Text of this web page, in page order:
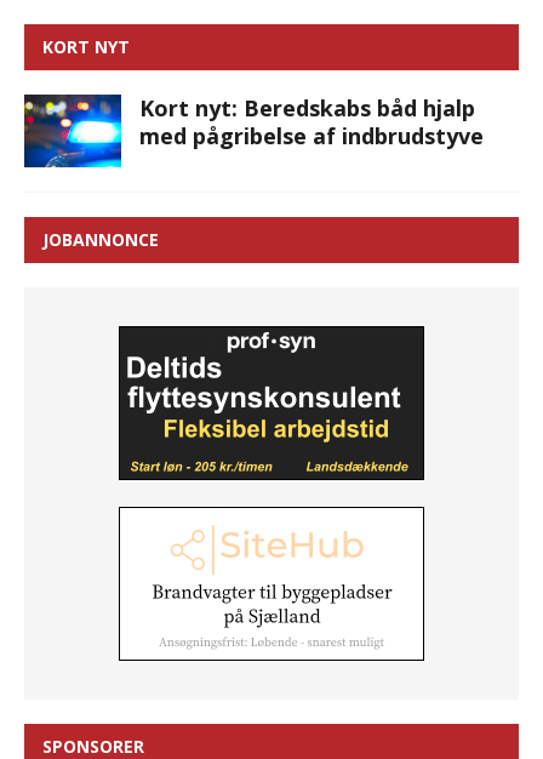
KORT NYT
Kort nyt: Beredskabs båd hjalp
med pågribelse af indbrudstyve
JOBANNONCE
SPONSORER